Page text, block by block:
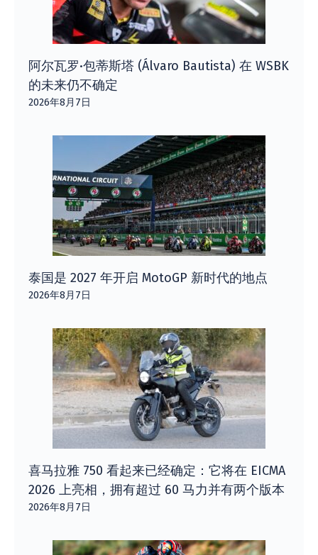
阿尔瓦罗·包蒂斯塔 (Álvaro Bautista) 在 WSBK
的未来仍不确定
2026年8月7日
泰国是 2027 年开启 MotoGP 新时代的地点
2026年8月7日
喜马拉雅 750 看起来已经确定：它将在 EICMA
2026 上亮相，拥有超过 60 马力并有两个版本
2026年8月7日